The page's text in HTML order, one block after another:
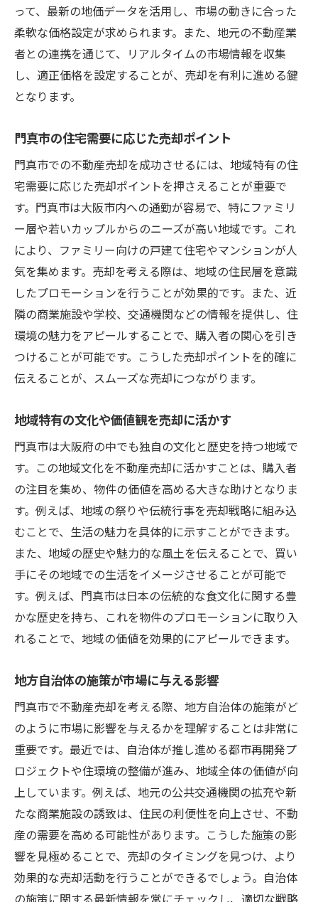
って、最新の地価データを活用し、市場の動きに合った
柔軟な価格設定が求められます。また、地元の不動産業
者との連携を通じて、リアルタイムの市場情報を収集
し、適正価格を設定することが、売却を有利に進める鍵
となります。
門真市の住宅需要に応じた売却ポイント
門真市での不動産売却を成功させるには、地域特有の住
宅需要に応じた売却ポイントを押さえることが重要で
す。門真市は大阪市内への通勤が容易で、特にファミリ
ー層や若いカップルからのニーズが高い地域です。これ
により、ファミリー向けの戸建て住宅やマンションが人
気を集めます。売却を考える際は、地域の住民層を意識
したプロモーションを行うことが効果的です。また、近
隣の商業施設や学校、交通機関などの情報を提供し、住
環境の魅力をアピールすることで、購入者の関心を引き
つけることが可能です。こうした売却ポイントを的確に
伝えることが、スムーズな売却につながります。
地域特有の文化や価値観を売却に活かす
門真市は大阪府の中でも独自の文化と歴史を持つ地域で
す。この地域文化を不動産売却に活かすことは、購入者
の注目を集め、物件の価値を高める大きな助けとなりま
す。例えば、地域の祭りや伝統行事を売却戦略に組み込
むことで、生活の魅力を具体的に示すことができます。
また、地域の歴史や魅力的な風土を伝えることで、買い
手にその地域での生活をイメージさせることが可能で
す。例えば、門真市は日本の伝統的な食文化に関する豊
かな歴史を持ち、これを物件のプロモーションに取り入
れることで、地域の価値を効果的にアピールできます。
地方自治体の施策が市場に与える影響
門真市で不動産売却を考える際、地方自治体の施策がど
のように市場に影響を与えるかを理解することは非常に
重要です。最近では、自治体が推し進める都市再開発プ
ロジェクトや住環境の整備が進み、地域全体の価値が向
上しています。例えば、地元の公共交通機関の拡充や新
たな商業施設の誘致は、住民の利便性を向上させ、不動
産の需要を高める可能性があります。こうした施策の影
響を見極めることで、売却のタイミングを見つけ、より
効果的な売却活動を行うことができるでしょう。自治体
の施策に関する最新情報を常にチェックし、適切な戦略